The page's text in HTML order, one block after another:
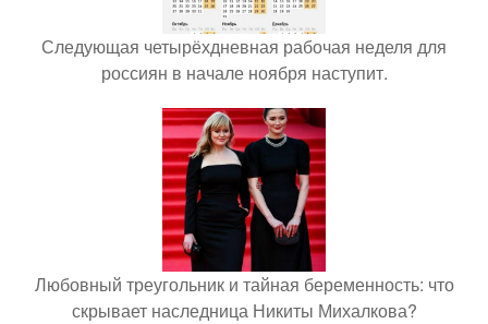
Следующая четырёхдневная рабочая неделя для
россиян в начале ноября наступит.
Любовный треугольник и тайная беременность: что
скрывает наследница Никиты Михалкова?